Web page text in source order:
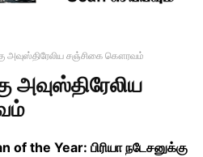
அவுஸ்திரேலிய சஞ்சிகை கௌரவம்
அவுஸ்திரேலிய
of the Year: பிரியா நடேசனுக்கு